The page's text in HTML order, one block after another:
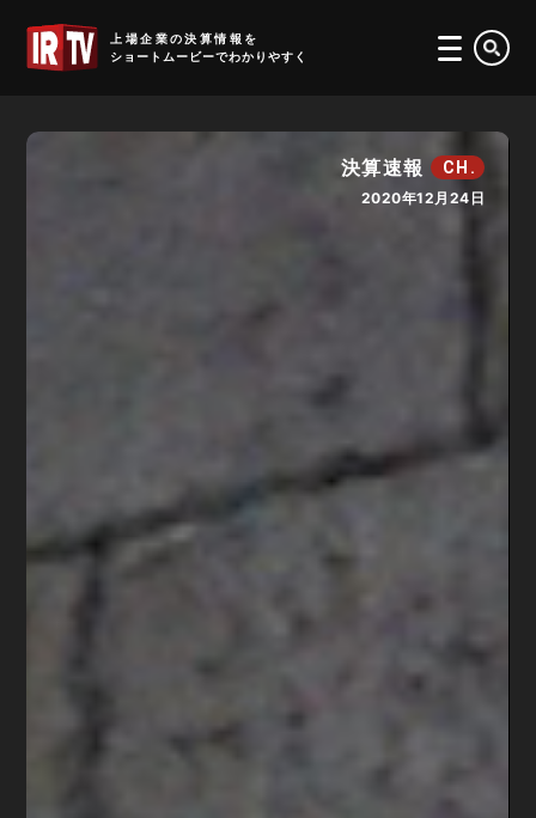
上場企業の決算情報を
ショートムービーでわかりやすく
決算速報 CH.
2020年12月24日